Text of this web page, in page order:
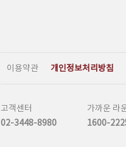
이용약관 개인정보처리방침
고객센터
02-3448-8980
가까운 라
1600-